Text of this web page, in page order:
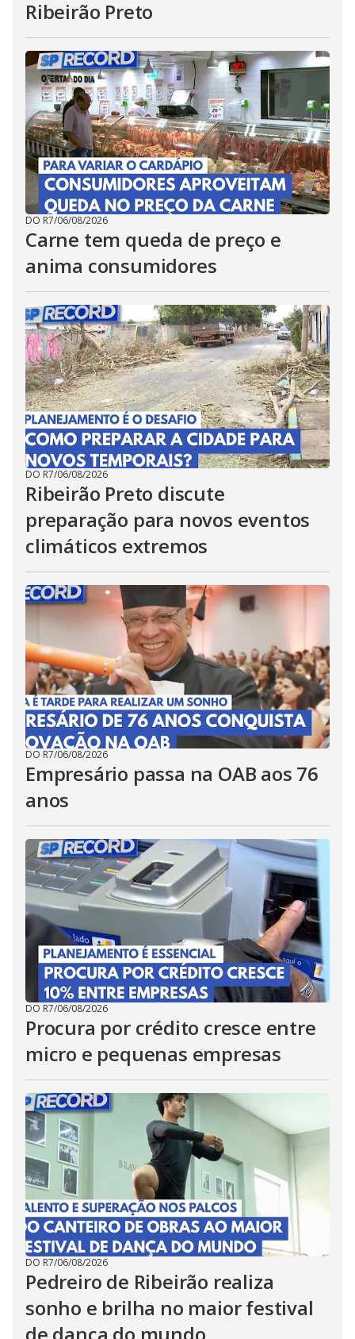
Ribeirão Preto
DO R7/06/08/2026
Carne tem queda de preço e
anima consumidores
DO R7/06/08/2026
Ribeirão Preto discute
preparação para novos eventos
climáticos extremos
DO R7/06/08/2026
Empresário passa na OAB aos 76
anos
DO R7/06/08/2026
Procura por crédito cresce entre
micro e pequenas empresas
DO R7/06/08/2026
Pedreiro de Ribeirão realiza
sonho e brilha no maior festival